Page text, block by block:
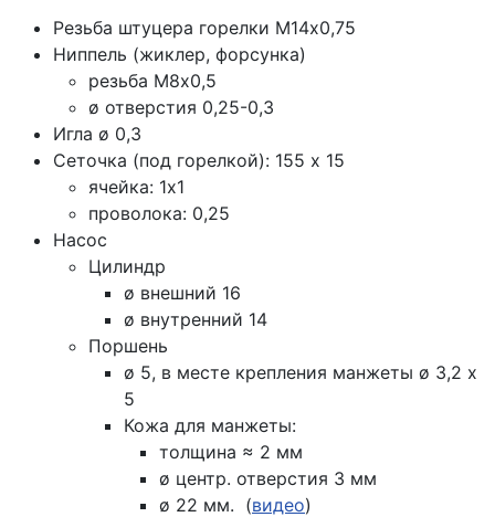
Резьба штуцера горелки М14х0,75
Ниппель (жиклер, форсунка)
резьба М8х0,5
ø отверстия 0,25-0,3
Игла ø 0,3
Сеточка (под горелкой): 155 х 15
ячейка: 1х1
проволока: 0,25
Насос
Цилиндр
ø внешний 16
ø внутренний 14
Поршень
ø 5, в месте крепления манжеты ø 3,2 х
5
Кожа для манжеты:
толщина ≈ 2 мм
ø центр. отверстия 3 мм
ø 22 мм. (видео)